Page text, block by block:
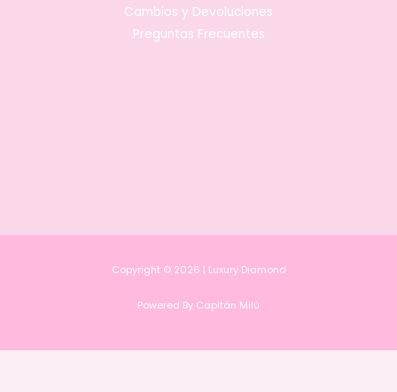
Cambios y Devoluciones
Preguntas Frecuentes
Copyright © 2026 | Luxury Diamond
Powered By Capitán Milú